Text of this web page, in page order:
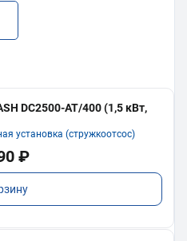
DC2500-AT/400 (1,5 кВт,
установка (стружкоотсос)
₽